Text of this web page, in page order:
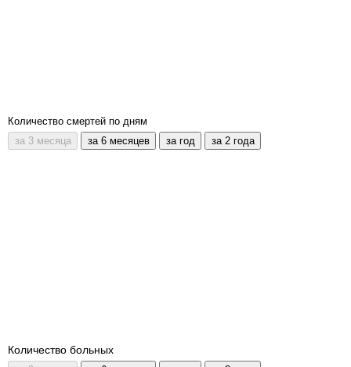
Количество смертей по дням
Количество больных